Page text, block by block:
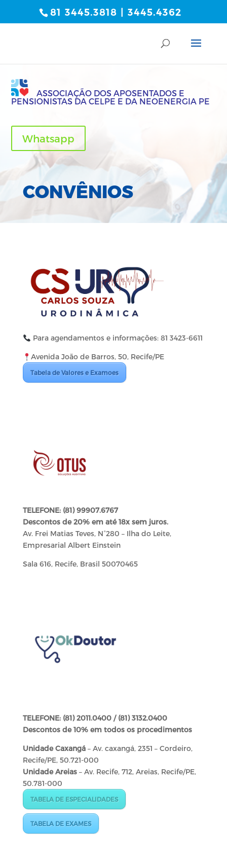
81 3445.3818 | 3445.4362
ASSOCIAÇÃO DOS APOSENTADOS E
PENSIONISTAS DA CELPE E DA NEOENERGIA PE
Whatsapp
CONVÊNIOS
Para agendamentos e informações: 81 3423-6611
Avenida João de Barros, 50, Recife/PE
Tabela de Valores e Examoes
TELEFONE: (81) 99907.6767
Descontos de 20% em até 18x sem juros.
Av. Frei Matias Teves, N°280 – Ilha do Leite,
Empresarial Albert Einstein
Sala 616, Recife, Brasil 50070465
TELEFONE: (81) 2011.0400 / (81) 3132.0400
Descontos de 10% em todos os procedimentos
Unidade Caxangá– Av. caxangá, 2351 – Cordeiro,
Recife/PE, 50.721-000
Unidade Areias– Av. Recife, 712, Areias, Recife/PE,
50.781-000
TABELA DE ESPECIALIDADES
TABELA DE EXAMES